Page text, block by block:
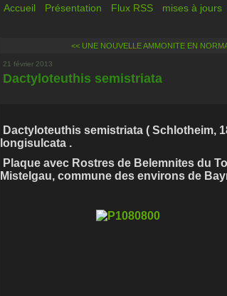
Accueil Présentation Flux RSS mises à jours
<< UNE NOUVELLE AMMONITE EN
21 février 2013
Dactyloteuthis semistriata
Dactyloteuthis semistriata ( Schlotheim,
longisulcata .
Plaque avec Rostres de Belemnites du
Mistelgau, commune des environs de